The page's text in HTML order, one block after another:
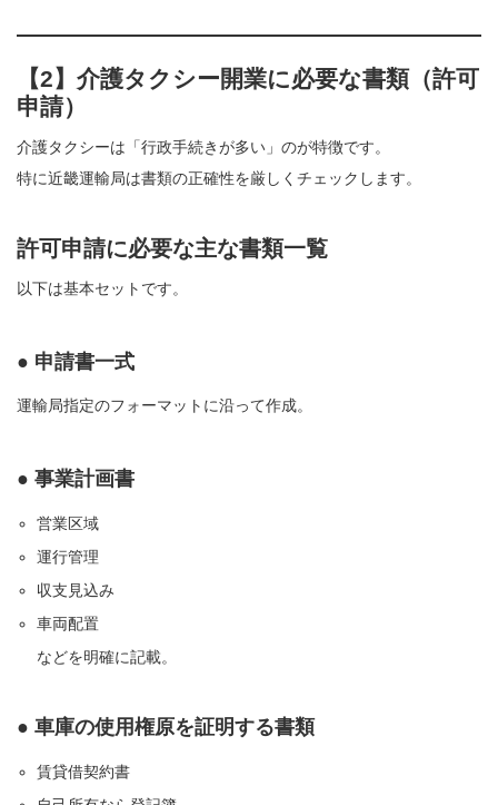
【2】介護タクシー開業に必要な書類（許可
申請）
介護タクシーは「行政手続きが多い」のが特徴です。
特に近畿運輸局は書類の正確性を厳しくチェックします。
許可申請に必要な主な書類一覧
以下は基本セットです。
● 申請書一式
運輸局指定のフォーマットに沿って作成。
● 事業計画書
営業区域
運行管理
収支見込み
車両配置
などを明確に記載。
● 車庫の使用権原を証明する書類
賃貸借契約書